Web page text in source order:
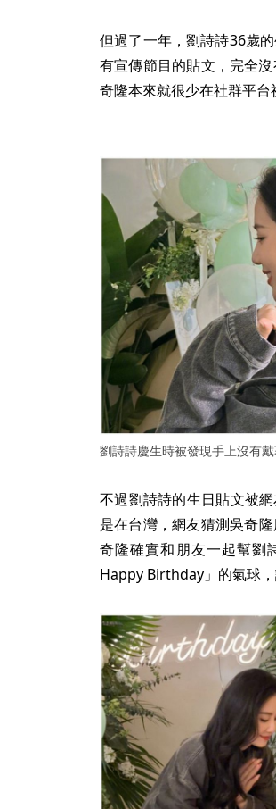
但過了一年，劉詩詩36歲
有宣傳節目的貼文，完全
奇隆本來就很少在社群平台
劉詩詩慶生時被發現手上沒有
不過劉詩詩的生日貼文被
是在台灣，網友猜測吳奇
奇隆確實和朋友一起幫劉
Happy Birthday」的氣球，